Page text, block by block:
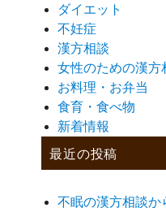
ダイエット
不妊症
漢方相談
女性のための漢方
お料理・お弁当
食育・食べ物
新着情報
最近の投稿
不眠の漢方相談か